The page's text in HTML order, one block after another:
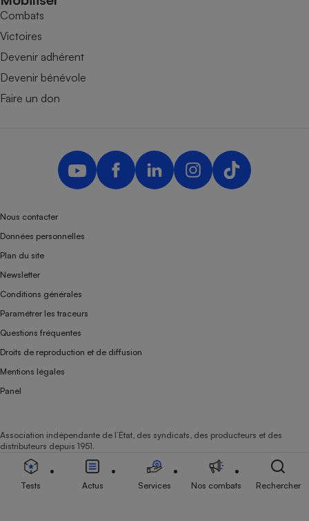
Combats
Victoires
Devenir adhérent
Devenir bénévole
Faire un don
Nous contacter
Données personnelles
Plan du site
Newsletter
Conditions générales
Paramétrer les traceurs
Questions fréquentes
Droits de reproduction et de diffusion
Mentions légales
Panel
Association indépendante de l’État, des syndicats, des producteurs et des
distributeurs depuis 1951.
Tests Actus Services Nos combats Rechercher